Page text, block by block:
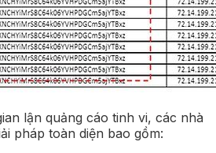
lận quảng cáo tinh vi, các nhà
pháp toàn diện bao gồm: